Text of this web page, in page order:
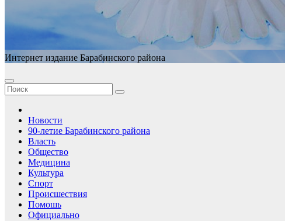
Интернет издание Барабинского района
Новости
90-летие Барабинского района
Власть
Общество
Медицина
Культура
Спорт
Происшествия
Помошь
Официально